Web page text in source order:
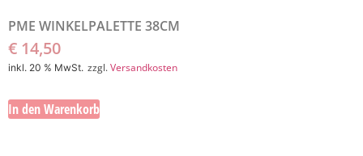
PME WINKELPALETTE 38CM
€ 14,50
inkl. 20 % MwSt. zzgl.Versandkosten
In den Warenkorb